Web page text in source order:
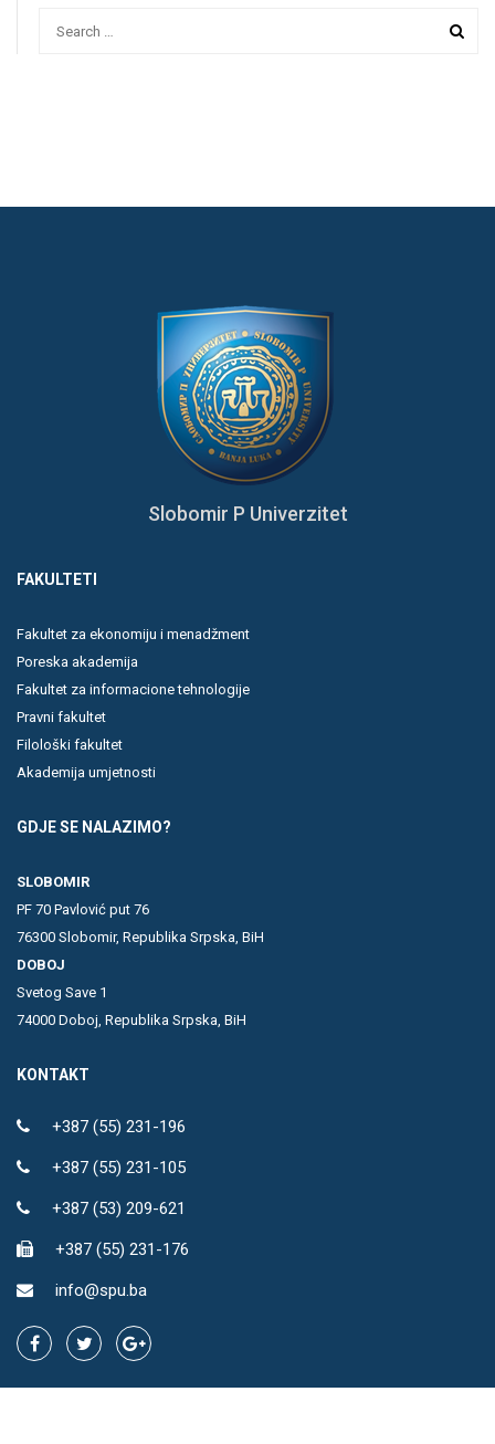
Slobomir P Univerzitet
FAKULTETI
Fakultet za ekonomiju i menadžment
Poreska akademija
Fakultet za informacione tehnologije
Pravni fakultet
Filološki fakultet
Akademija umjetnosti
GDJE SE NALAZIMO?
SLOBOMIR
PF 70 Pavlović put 76
76300 Slobomir, Republika Srpska, BiH
DOBOJ
Svetog Save 1
74000 Doboj, Republika Srpska, BiH
KONTAKT
+387 (55) 231-196
+387 (55) 231-105
+387 (53) 209-621
+387 (55) 231-176
info@spu.ba